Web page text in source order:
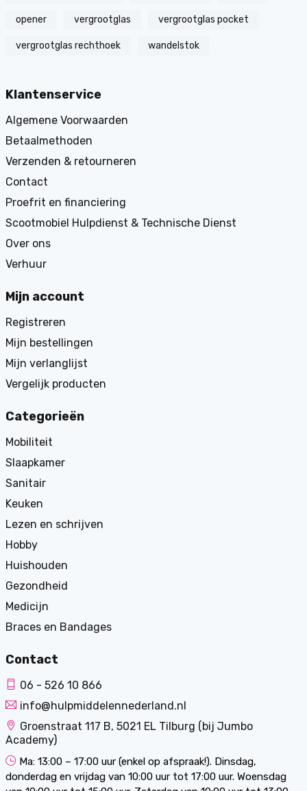
opener vergrootglas vergrootglas pocket
vergrootglas rechthoek wandelstok
Klantenservice
Algemene Voorwaarden
Betaalmethoden
Verzenden & retourneren
Contact
Proefrit en financiering
Scootmobiel Hulpdienst & Technische Dienst
Over ons
Verhuur
Mijn account
Registreren
Mijn bestellingen
Mijn verlanglijst
Vergelijk producten
Categorieën
Mobiliteit
Slaapkamer
Sanitair
Keuken
Lezen en schrijven
Hobby
Huishouden
Gezondheid
Medicijn
Braces en Bandages
Contact
06 - 526 10 866
info@hulpmiddelennederland.nl
Groenstraat 117 B, 5021 EL Tilburg (bij Jumbo
Academy)
Ma: 13:00 – 17:00 uur (enkel op afspraak!). Dinsdag,
donderdag en vrijdag van 10:00 uur tot 17:00 uur. Woensdag